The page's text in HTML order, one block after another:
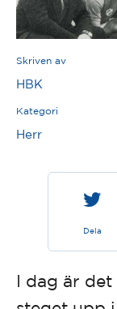
Skriven av
HBK
Kategori
Herr
Dela
I dag är